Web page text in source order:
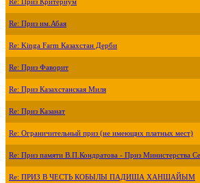
Re: Приз Критериум
Re: Приз им.Абая
Re: Kinga Farm Казахстан Дерби
Re: Приз Фаворит
Re: Приз Казахстанская Миля
Re: Приз Казанат
Re: Ограничительный приз (не имеющих платных мест)
Re: Приз памяти В.П.Кондратова - Приз Министерства
Re: ПРИЗ В ЧЕСТЬ КОБЫЛЫ ПАДИША ХАНШАЙЫМ